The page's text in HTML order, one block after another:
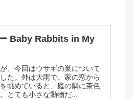
Baby Rabbits in My
、今回はウサギの巣について
た。外は大雨で、家の窓から
眺めていると、庭の隅に茶色
とても小さな動物だ...